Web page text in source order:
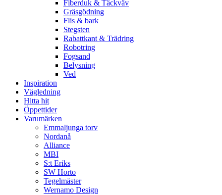
Fiberduk & Täckväv
Gräsgödning
Flis & bark
Stegsten
Rabattkant & Trädring
Robotring
Fogsand
Belysning
Ved
Inspiration
Vägledning
Hitta hit
Öppettider
Varumärken
Emmaljunga torv
Nordanå
Alliance
MBI
S:t Eriks
SW Horto
Tegelmäster
Wernamo Design